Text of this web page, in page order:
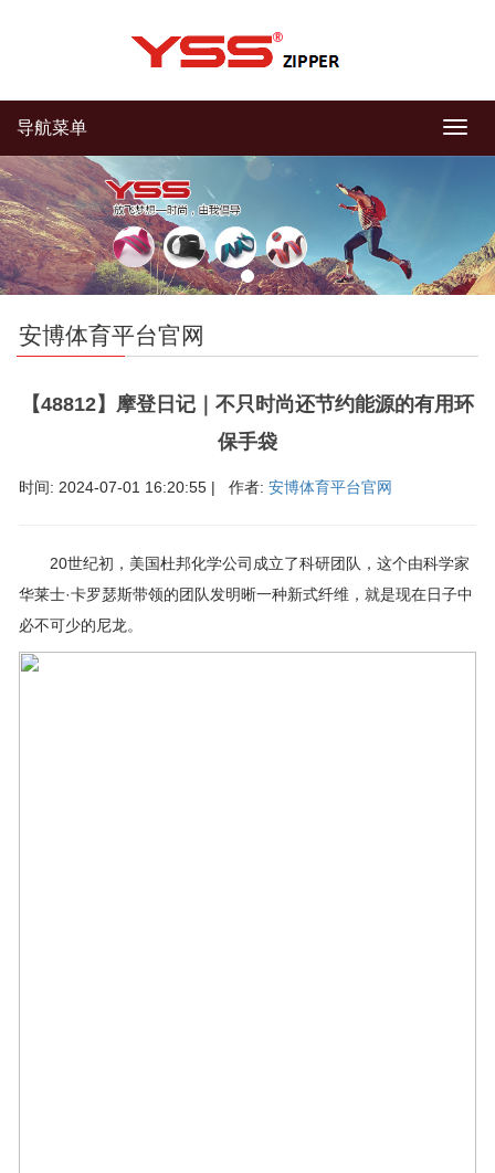
导
导航菜单
安博体育平台官网
【48812】摩登日记｜不只时尚还节约能源的有用环
保手袋
时间: 2024-07-01 16:20:55 | 作者: 安博体育平台官网
20世纪初，美国杜邦化学公司成立了科研团队，这个由科学家
华莱士·卡罗瑟斯带领的团队发明晰一种新式纤维，就是现在日子中
必不可少的尼龙。